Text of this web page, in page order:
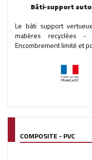
Bâti-support
Le bâti support
matières recyclées -
Encombrement limité et
COMPOSITE - PVC